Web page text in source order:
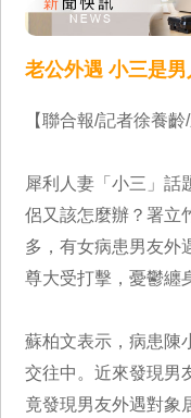
老公外遇 小三是
【聯合報/記者徐養
犀利人妻「小三」話
侶又該怎麼辦？署立
多，有女病患男友外
尊大受打擊，憂鬱纏
蘇柏文表示，病患陳
交往中。近來發現男
竟發現男友外遇對象